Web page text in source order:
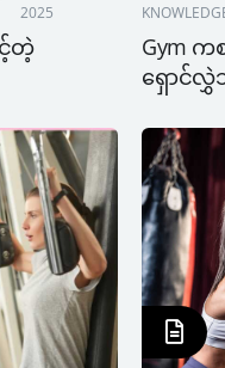
2025
တဲ့
Gym က
ရှောင်